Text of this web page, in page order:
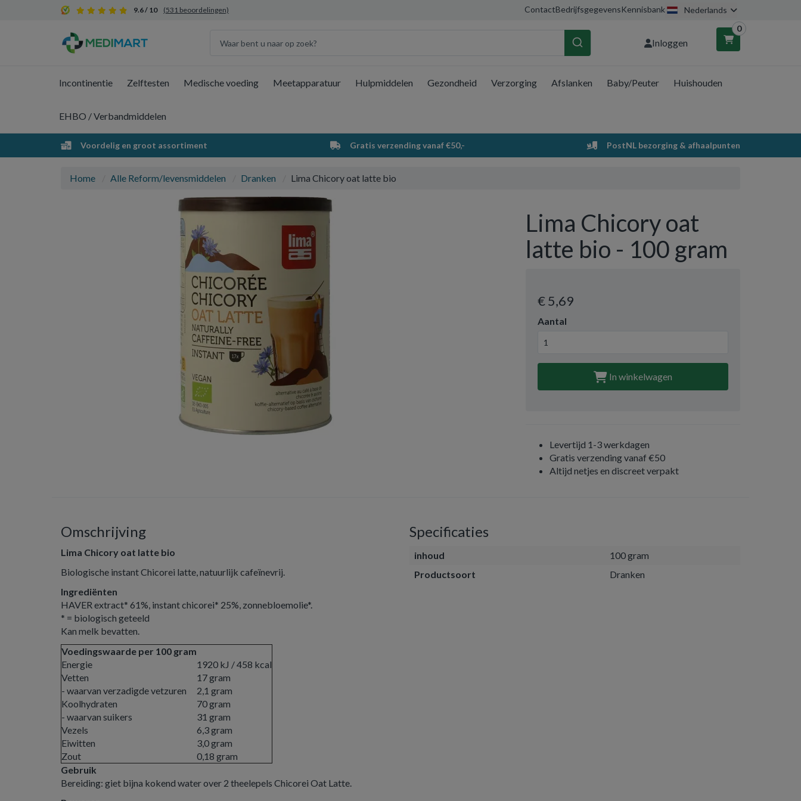
9.6 / 10 (531 beoordelingen) ContactBedrijfsgegevensKennisbank Nederlands
Inloggen
0
Winkelwagen
Uw winkelwagen is leeg.
Vul hem met producten.
Incontinentie Zelftesten Medische voeding Meetapparatuur Hulpmiddelen Gezondheid Verzorging Afslanken Baby/Peuter Huishouden
EHBO / Verbandmiddelen
Voordelig en groot assortiment Gratis verzending vanaf €50,- PostNL bezorging & afhaalpunten
Home Alle Reform/levensmiddelen Dranken Lima Chicory oat latte bio
Lima Chicory oat
latte bio - 100 gram
€ 5,69
Aantal
In winkelwagen
Levertijd 1-3 werkdagen
Gratis verzending vanaf €50
Altijd netjes en discreet verpakt
Omschrijving
Lima Chicory oat latte bio
Biologische instant Chicorei latte, natuurlijk cafeïnevrij.
Ingrediënten
HAVER extract* 61%, instant chicorei* 25%, zonnebloemolie*.
* = biologisch geteeld
Kan melk bevatten.
Voedingswaarde per 100 gram
Energie
1920 kJ / 458 kcal
Vetten
- waarvan verzadigde vetzuren
17 gram
2,1 gram
Koolhydraten
- waarvan suikers
70 gram
31 gram
Vezels
6,3 gram
Eiwitten
3,0 gram
Zout
0,18 gram
Gebruik
Bereiding: giet bijna kokend water over 2 theelepels Chicorei Oat Latte.
Specificaties
inhoud
100 gram
Productsoort
Dranken